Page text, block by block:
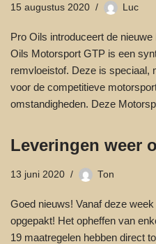
15 augustus 2020 Luc
Pro Oils introduceert de
Oils Motorsport GTP is een
remvloeistof. Deze is speciaal,
voor de competitieve
omstandigheden. Deze
Leveringen weer
13 juni 2020 Ton
Goed nieuws! Vanaf deze
opgepakt! Het opheffen van
19 maatregelen hebben direct